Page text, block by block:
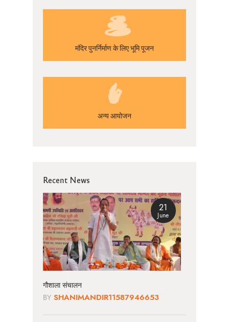
मंदिर पुनर्निर्माण के लिए भूमि पूजन
अन्य आयोजन
Recent News
21
June
गौशाला संचालन
BY SHANIMANDIR11587946653